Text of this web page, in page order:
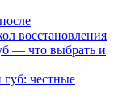
восстановления
— что выбрать и
честные